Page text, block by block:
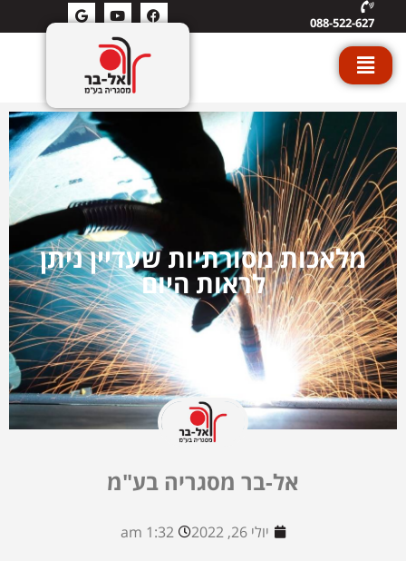
088-522-627
מלאכות מסורתיות שעדיין ניתן
לראות היום
אל-בר מסגריה בע"מ
יולי 26, 2022
1:32 am